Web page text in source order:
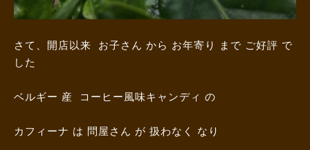
さて、開店以来 お子さん から お年寄り まで ご好評 で
した
ベルギー 産 コーヒー風味キャンディ の
カフィーナ は 問屋さん が 扱わなく なり